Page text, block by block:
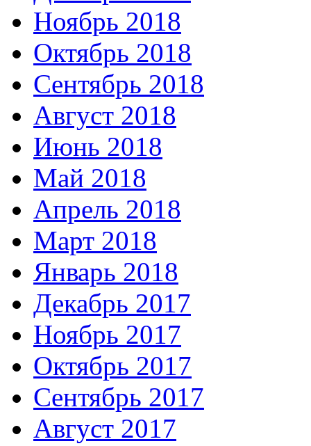
Ноябрь 2018
Октябрь 2018
Сентябрь 2018
Август 2018
Июнь 2018
Май 2018
Апрель 2018
Март 2018
Январь 2018
Декабрь 2017
Ноябрь 2017
Октябрь 2017
Сентябрь 2017
Август 2017